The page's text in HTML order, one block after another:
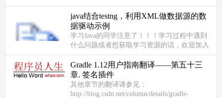
Java学习交流群，群号码：183993990 我们一
起学Java！...
java结合testng，利用XML做数据源的数
据驱动示例
学习Java的同学注意了！！！学习过程中遇到
什么问题或者想获取学习资源的话，欢迎加入
Java学习交流群，群号码：183993990 我们一
起学Java！...
Gradle 1.12用户指南翻译——第五十三
章. 签名插件
其他章节的翻译请参见：
http://blog.csdn.net/column/details/gradle-